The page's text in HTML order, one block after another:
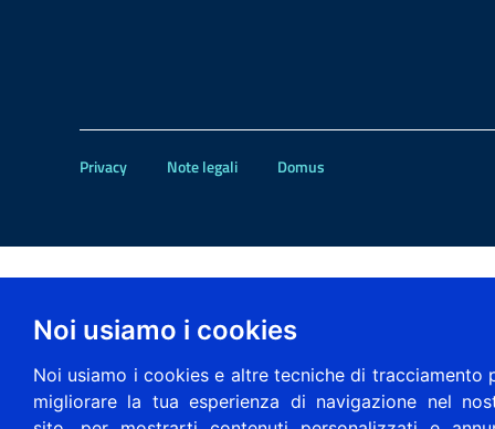
Noi usiamo i cookies
Noi usiamo i cookies e altre tecniche di tracciamento
migliorare la tua esperienza di navigazione nel
Privacy Note legali Domus